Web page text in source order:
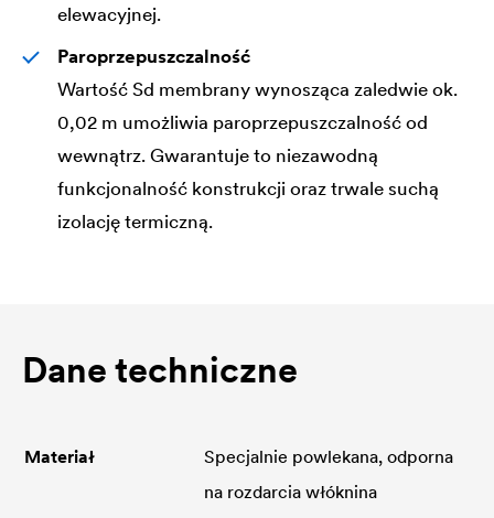
elewacyjnej.
Paroprzepuszczalność
Wartość Sd membrany wynosząca zaledwie ok.
0,02 m umożliwia paroprzepuszczalność od
wewnątrz. Gwarantuje to niezawodną
funkcjonalność konstrukcji oraz trwale suchą
izolację termiczną.
Dane techniczne
Materiał
Specjalnie powlekana, odporna
na rozdarcia włóknina